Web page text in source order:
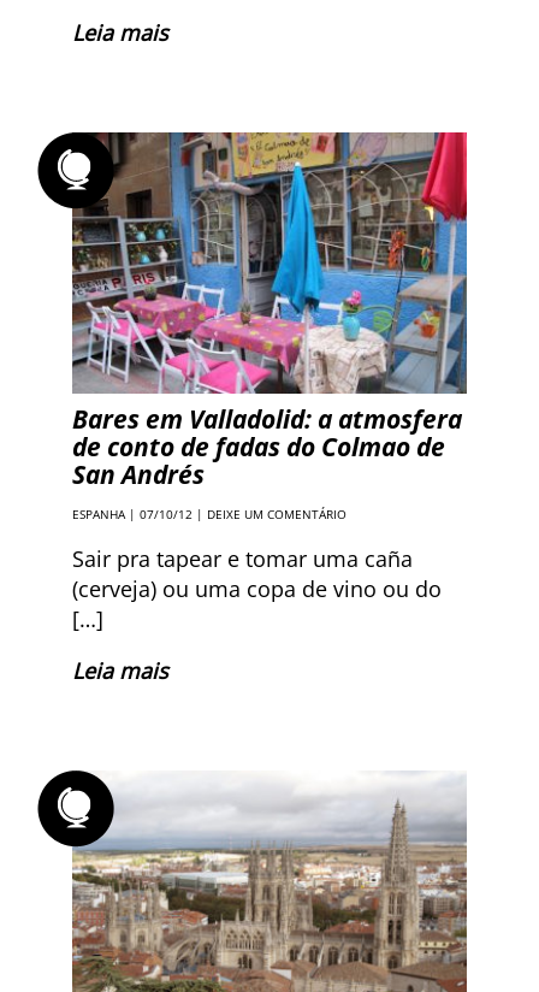
Leia mais
Bares em Valladolid: a atmosfera
de conto de fadas do Colmao de
San Andrés
ESPANHA| 07/10/12 | DEIXE UM COMENTÁRIO
Sair pra tapear e tomar uma caña
(cerveja) ou uma copa de vino ou do
[…]
Leia mais